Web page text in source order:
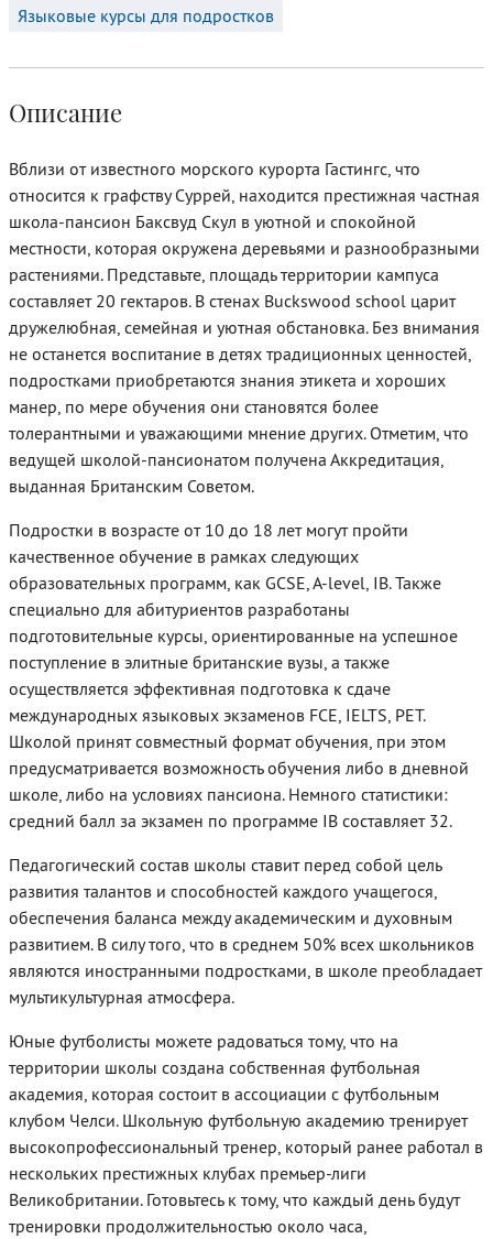
Языковые курсы для подростков
Описание
Вблизи от известного морского курорта Гастингс, что
относится к графству Суррей, находится престижная частная
школа-пансион Баксвуд Скул в уютной и спокойной
местности, которая окружена деревьями и разнообразными
растениями. Представьте, площадь территории кампуса
составляет 20 гектаров. В стенах Buckswood school царит
дружелюбная, семейная и уютная обстановка. Без внимания
не останется воспитание в детях традиционных ценностей,
подростками приобретаются знания этикета и хороших
манер, по мере обучения они становятся более
толерантными и уважающими мнение других. Отметим, что
ведущей школой-пансионатом получена Аккредитация,
выданная Британским Советом.
Подростки в возрасте от 10 до 18 лет могут пройти
качественное обучение в рамках следующих
образовательных программ, как GCSE, A-level, IB. Также
специально для абитуриентов разработаны
подготовительные курсы, ориентированные на успешное
поступление в элитные британские вузы, а также
осуществляется эффективная подготовка к сдаче
международных языковых экзаменов FCE, IELTS, PET.
Школой принят совместный формат обучения, при этом
предусматривается возможность обучения либо в дневной
школе, либо на условиях пансиона. Немного статистики:
средний балл за экзамен по программе IB составляет 32.
Педагогический состав школы ставит перед собой цель
развития талантов и способностей каждого учащегося,
обеспечения баланса между академическим и духовным
развитием. В силу того, что в среднем 50% всех школьников
являются иностранными подростками, в школе преобладает
мультикультурная атмосфера.
Юные футболисты можете радоваться тому, что на
территории школы создана собственная футбольная
академия, которая состоит в ассоциации с футбольным
клубом Челси. Школьную футбольную академию тренирует
высокопрофессиональный тренер, который ранее работал в
нескольких престижных клубах премьер-лиги
Великобритании. Готовьтесь к тому, что каждый день будут
тренировки продолжительностью около часа,